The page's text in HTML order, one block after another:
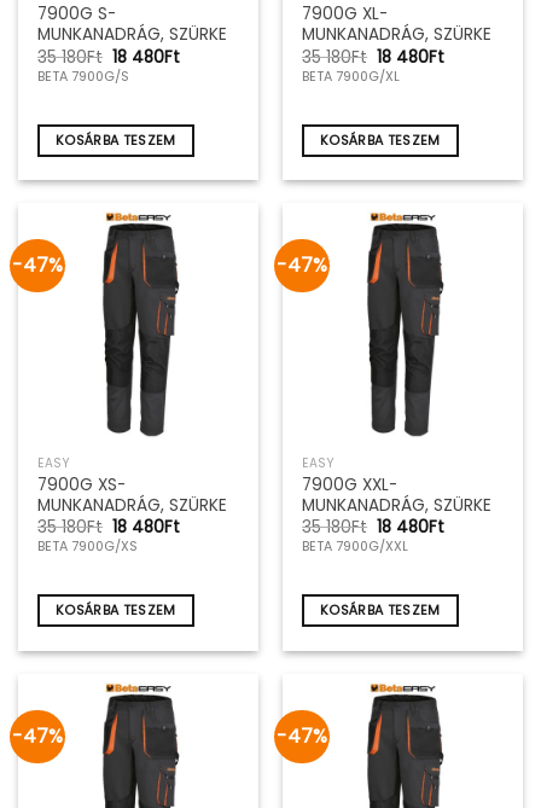
7900G S-
MUNKANADRÁG, SZÜRKE
35 180Ft Original
price
was:
18 480FtCurrent
BETA 7900G/S
KOSÁRBA TESZEM
7900G XL-
MUNKANADRÁG, SZÜRKE
35 180Ft Original
price
was:
18 480FtCurrent
BETA 7900G/XL
KOSÁRBA TESZEM
-47%
EASY
7900G XS-
MUNKANADRÁG, SZÜRKE
35 180Ft Original
price
was:
180Ft.
18 480FtCurrent
480Ft.
BETA 7900G/XS
KOSÁRBA TESZEM
-47%
EASY
7900G XXL-
MUNKANADRÁG, SZÜRKE
35 180Ft Original
price
was:
180Ft.
18 480FtCurrent
480Ft.
BETA 7900G/XXL
KOSÁRBA TESZEM
-47% -47%